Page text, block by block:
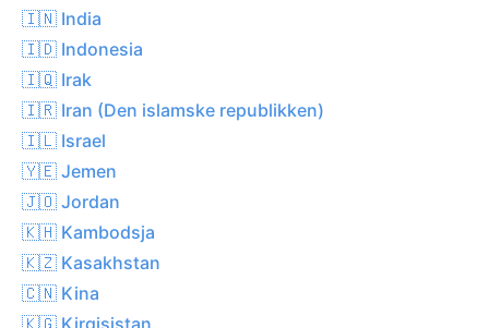
🇮🇳 India
🇮🇩 Indonesia
🇮🇶 Irak
🇮🇷 Iran (Den islamske republikken)
🇮🇱 Israel
🇾🇪 Jemen
🇯🇴 Jordan
🇰🇭 Kambodsja
🇰🇿 Kasakhstan
🇨🇳 Kina
🇰🇬 Kirgisistan